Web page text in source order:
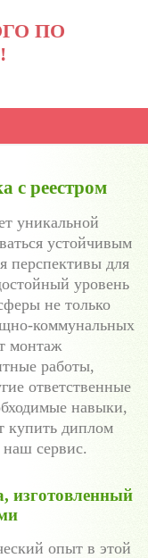
ПО
с реестром
уникальной
устойчивым
перспективы для
уровень
не только
коммунальных
монтаж
работы,
ответственные
навыки,
купить диплом
наш сервис.
изготовленный
опыт в этой